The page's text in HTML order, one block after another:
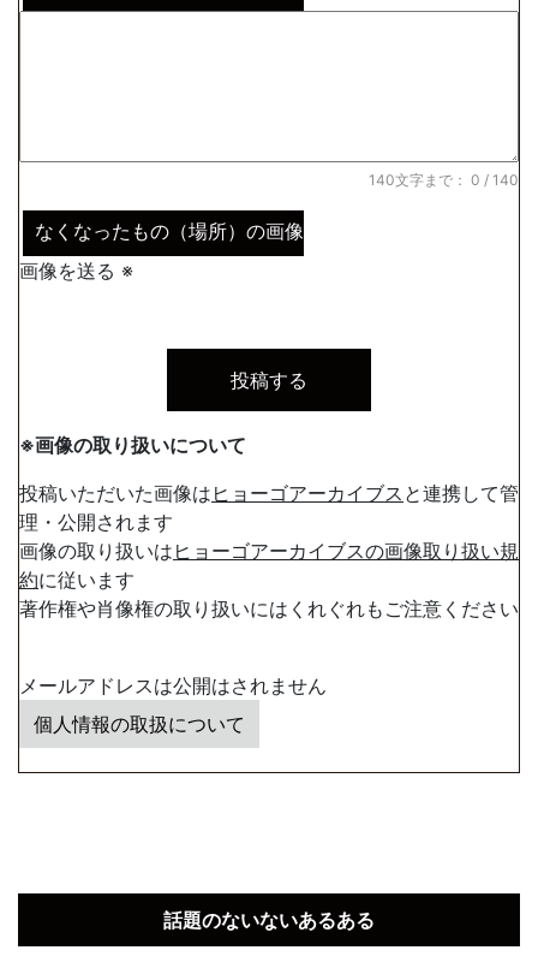
140文字まで： 0 / 140
なくなったもの（場所）の画像
画像を送る ※
※画像の取り扱いについて
投稿いただいた画像は ヒョーゴアーカイブス と連携して管
理・公開されます
画像の取り扱いは ヒョーゴアーカイブスの画像取り扱い規
約に従います
著作権や肖像権の取り扱いにはくれぐれもご注意ください
メールアドレスは公開はされません
個人情報の取扱について
話題のないないあるある